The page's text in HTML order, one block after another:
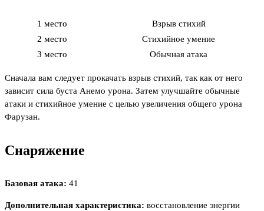
1 место
Взрыв стихий
2 место
Стихийное умение
3 место
Обычная атака
Сначала вам следует прокачать взрыв стихий, так как от него
зависит сила буста Анемо урона. Затем улучшайте обычные
атаки и стихийное умение с целью увеличения общего урона
Фарузан.
Снаряжение
Базовая атака: 41
Дополнительная характеристика: восстановление энергии